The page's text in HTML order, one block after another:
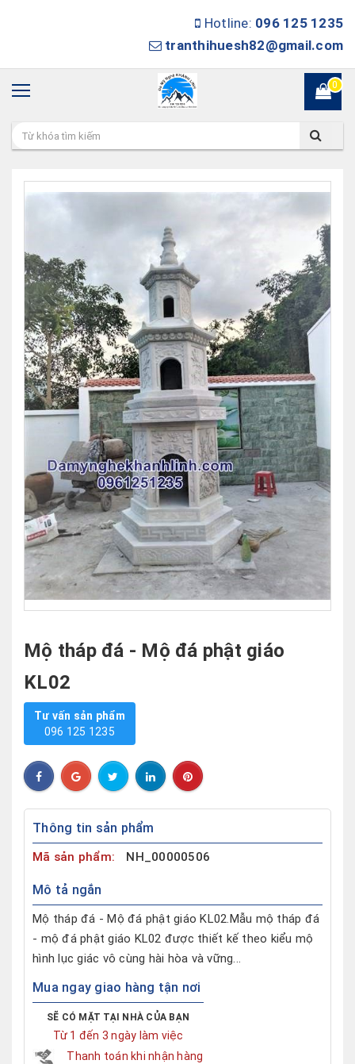
Hotline: 096 125 1235
tranthihuesh82@gmail.com
0
Mộ tháp đá - Mộ đá phật giáo
KL02
Tư vấn sản phẩm
096 125 1235
Thông tin sản phẩm
Mã sản phẩm: NH_00000506
Mô tả ngắn
Mộ tháp đá - Mộ đá phật giáo KL02.Mẫu mộ tháp đá
- mộ đá phật giáo KL02 được thiết kế theo kiểu mộ
hình lục giác vô cùng hài hòa và vững...
Mua ngay giao hàng tận nơi
SẼ CÓ MẶT TẠI NHÀ CỦA BẠN
Từ 1 đến 3 ngày làm việc
Thanh toán khi nhận hàng